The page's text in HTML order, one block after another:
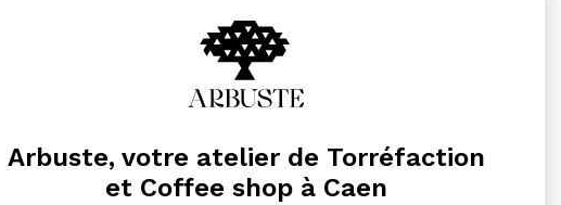
Arbuste, votre atelier de Torréfaction
et Coffee shop à Caen